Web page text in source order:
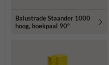
Balustrade Staander 1000
hoog, hoekpaal 90º